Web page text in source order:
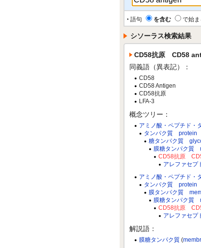
‣ 語句 を含む で始ま
シソーラス検索結果
CD58抗原 CD58
同義語（異表記）：
CD58
CD58 Antigen
CD58抗原
LFA-3
概念ツリー：
アミノ酸・ペプチド
タンパク質 protein
糖タンパク質
膜糖タンパク質
CD58抗原
アレファセ
アミノ酸・ペプチド
タンパク質 protein
膜タンパク質
膜糖タンパク質
CD58抗原
アレファセ
解説語：
膜糖タンパク質 (